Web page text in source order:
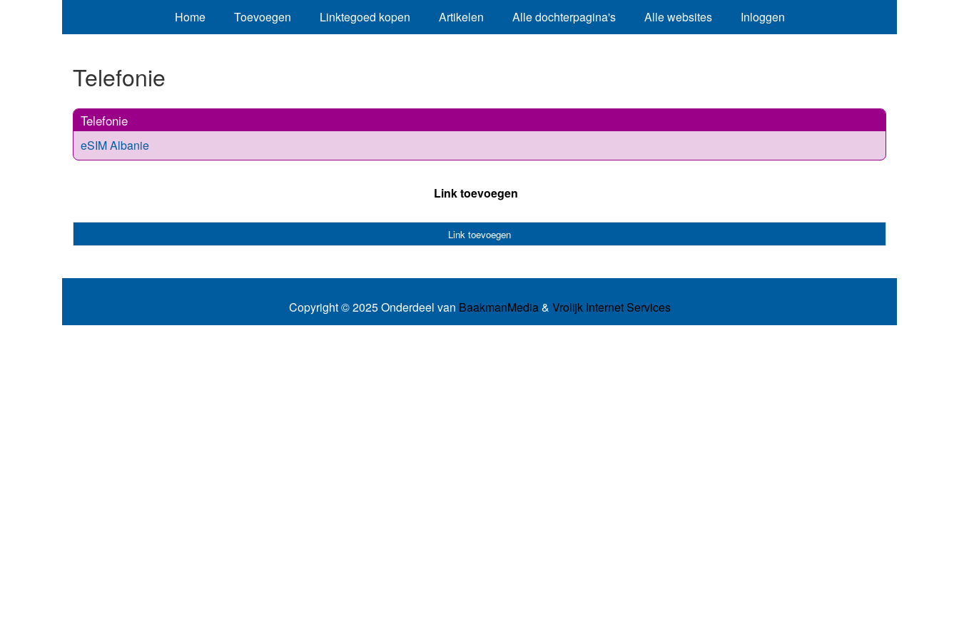
Home Toevoegen Linktegoed kopen Artikelen Alle dochterpagina's Alle websites Inloggen
Telefonie
Telefonie
eSIM Albanie
Link toevoegen
Link toevoegen
Copyright © 2025 Onderdeel van BaakmanMedia& Vrolijk Internet Services